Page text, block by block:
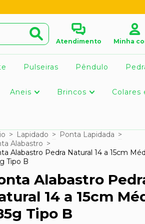
Atendimento Minha
Pulseiras Pêndulo
Aneis Brincos Colares
> Lapidado > Ponta Lapidada >
Alabastro >
Alabastro Pedra Natural 14 a 15cm
Tipo B
Alabastro
14 a 15cm
Tipo B